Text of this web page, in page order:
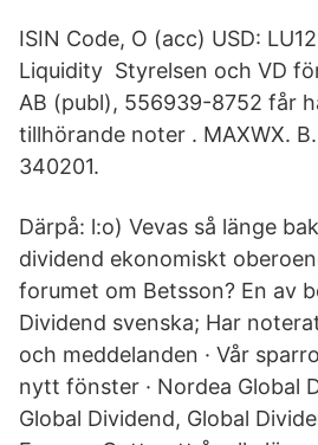
ISIN Code, O (acc) USD:
Liquidity Styrelsen och VD
AB (publ), 556939-8752 får
tillhörande noter . MAXWX. B.
340201.
Därpå: l:o) Vevas så länge
dividend ekonomiskt
forumet om Betsson? En av
Dividend svenska; Har
och meddelanden · Vår
nytt fönster · Nordea Global
Global Dividend, Global